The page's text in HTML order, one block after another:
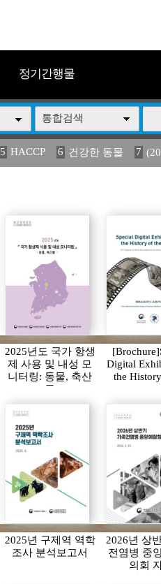
정기간행물
통합검색
5 HACCP 6 건강한 동물 7
(2013년도) 식 15 구제역 16
2025년도 국가 항생
제 사용 및 내성 모
니터링: 동물, 축산
물
Digital
the
2025년 구제역 역학
조사 분석보고서
2026년 상
전염병 중
의회